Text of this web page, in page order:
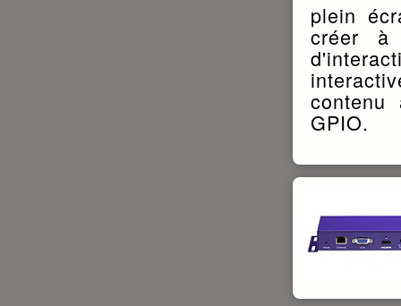
plein
créer à
GPIO.